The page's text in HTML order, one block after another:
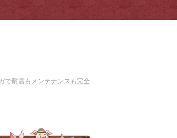
で耐震もメンテナンスも完全